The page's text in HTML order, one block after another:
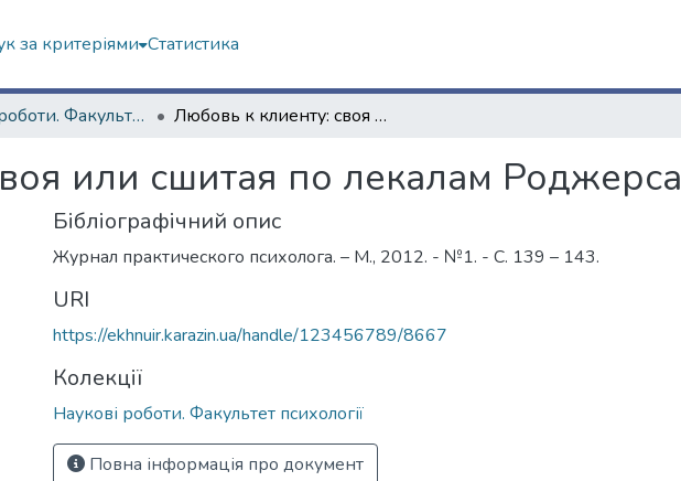
за критеріями Статистика
Наукові роботи. Факультет психології Любовь к клиенту: своя или сшитая по лекалам Роджерса
или сшитая по лекалам Роджерса
Бібліографічний опис
Журнал практического психолога. – М., 2012. - №1. - С. 139 – 143.
URI
https://ekhnuir.karazin.ua/handle/123456789/8667
Колекції
Наукові роботи. Факультет психології
Повна інформація про документ